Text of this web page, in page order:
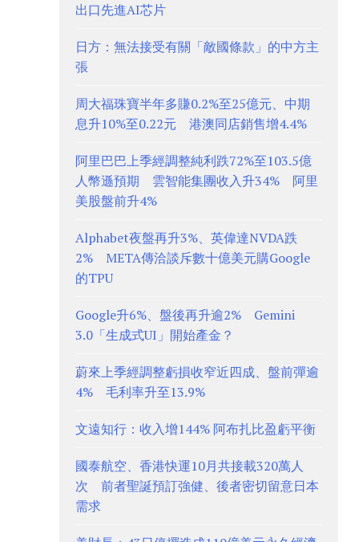
出口先進AI芯片
日方：無法接受有關「敵國條款」的中方主
張
周大福珠寶半年多賺0.2%至25億元、中期
息升10%至0.22元 港澳同店銷售增4.4%
阿里巴巴上季經調整純利跌72%至103.5億
人幣遜預期 雲智能集團收入升34% 阿里
美股盤前升4%
Alphabet夜盤再升3%、英偉達NVDA跌
2% META傳洽談斥數十億美元購Google
的TPU
Google升6%、盤後再升逾2% Gemini
3.0「生成式UI」開始產金？
蔚來上季經調整虧損收窄近四成、盤前彈逾
4% 毛利率升至13.9%
文遠知行：收入增144% 阿布扎比盈虧平衡
國泰航空、香港快運10月共接載320萬人
次 前者聖誕預訂強健、後者密切留意日本
需求